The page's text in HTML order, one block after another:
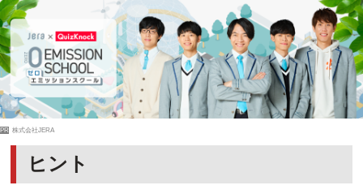
PR 株式会社JERA
ヒント